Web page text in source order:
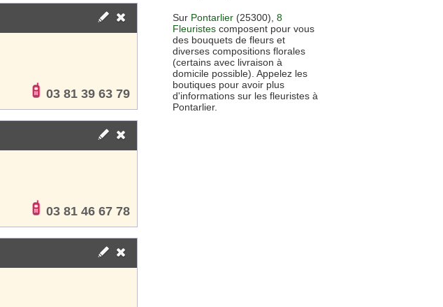
03 81 39 63 79
03 81 46 67 78
Sur Pontarlier (25300), 8
Fleuristes composent pour vous
des bouquets de fleurs et
diverses compositions florales
(certains avec livraison à
domicile possible). Appelez les
boutiques pour avoir plus
d'informations sur les fleuristes à
Pontarlier.